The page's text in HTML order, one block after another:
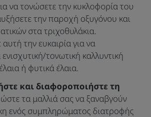
να τονώσετε την κυκλοφορία του
την παροχή οξυγόνου και
στα τριχοθυλάκια.
αυτή την ευκαιρία για να
τονωτική καλλυντική
ή φυτικά έλαια.
και διαφοροποιήστε τη
ώστε τα μαλλιά σας να ξαναβγούν
ενός συμπληρώματος διατροφής